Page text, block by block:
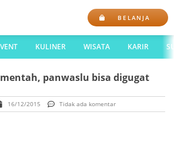
BELANJA
KULINER WISATA KARIR
panwaslu bisa digugat
16/12/2015 Tidak ada komentar